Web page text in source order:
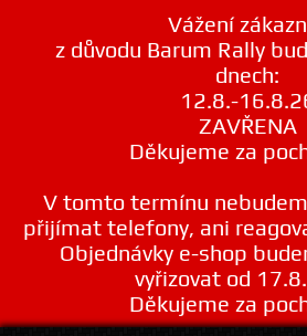
Vážení
z důvodu Barum Rally
dnech:
12.8.-
ZAVŘENA
Děkujeme za
V tomto termínu
přijímat telefony, ani
Objednávky e-shop
vyřizovat od
Děkujeme za